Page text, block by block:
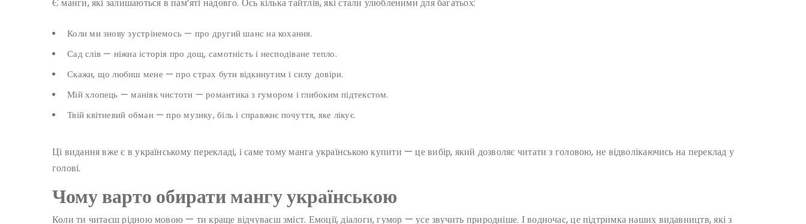
Коли ми знову зустрінемось — про другий шанс на кохання.
Сад слів — ніжна історія про дощ, самотність і несподіване тепло.
Скажи, що любиш мене — про страх бути відкинутим і силу довіри.
Мій хлопець — маніяк чистоти — романтика з гумором і глибоким підтекстом.
Твій квітневий обман — про музику, біль і справжнє почуття, яке лікує.
Ці видання вже є в українському перекладі, і саме тому манга українською купити — це вибір, який дозволяє читати з головою, не відволікаючись на переклад у
голові.
Чому варто обирати мангу українською
Коли ти читаєш рідною мовою — ти краще відчуваєш зміст. Емоції, діалоги, гумор — усе звучить природніше. І водночас, це підтримка наших видавництв, які з